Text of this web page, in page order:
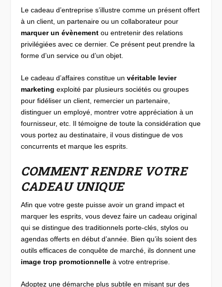
Le cadeau d’entreprise s’illustre comme un présent offert
à un client, un partenaire ou un collaborateur pour
marquer un évènement ou entretenir des relations
privilégiées avec ce dernier. Ce présent peut prendre la
forme d’un service ou d’un objet.
Le cadeau d’affaires constitue unvéritable levier
marketing exploité par plusieurs sociétés ou groupes
pour fidéliser un client, remercier un partenaire,
distinguer un employé, montrer votre appréciation à un
fournisseur, etc. Il témoigne de toute la considération que
vous portez au destinataire, il vous distingue de vos
concurrents et marque les esprits.
COMMENT RENDRE VOTRE
CADEAU UNIQUE
Afin que votre geste puisse avoir un grand impact et
marquer les esprits, vous devez faire un cadeau original
qui se distingue des traditionnels porte-clés, stylos ou
agendas offerts en début d’année. Bien qu’ils soient des
outils efficaces de conquête de marché, ils donnent une
image trop promotionnelle à votre entreprise.
Adoptez une démarche plus subtile en misant sur des